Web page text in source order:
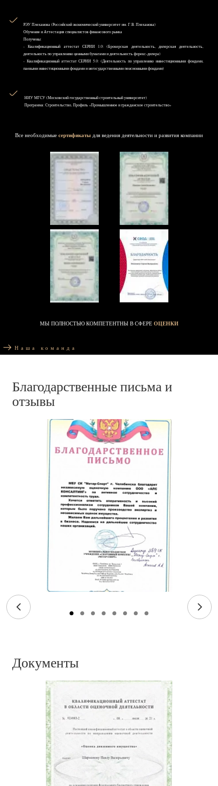
РЭУ Плеханова (Российский экономический университет им. Г.В. Плеханова)
Обучение и Аттестация специалистов финансового рынка
Получены:
- Квалификационный аттестат СЕРИИ 1.0: (Брокерская деятельность, дилерская деятельность,
деятельность по управлению ценными бумагами и деятельность форекс-дилера)
- Квалификационный аттестат СЕРИИ 5.0: (Деятельность по управлению инвестиционными фондами,
паевыми инвестиционными фондами и негосударственными пенсионными фондами)
НИУ MГСУ (Московский государственный строительный университет)
Программа: Строительство, Профиль «Промышленное и гражданское строительство»
Все необходимые сертификаты для ведения деятельности и развития компании
МЫ ПОЛНОСТЬЮ КОМПЕТЕНТНЫ В СФЕРЕ ОЦЕНКИ
Наша команда
Благодарственные письма и
отзывы
Документы